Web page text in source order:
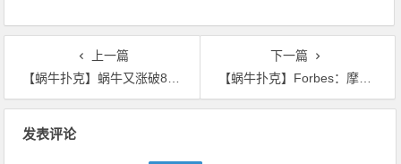
上一篇
【蜗牛扑克】蜗牛又涨破8000美元 2017年的一幕或重演?
下一篇
【蜗牛扑克】Forbes：摩根大通关闭旗下数字银行Finn对加密行业的启示
发表评论